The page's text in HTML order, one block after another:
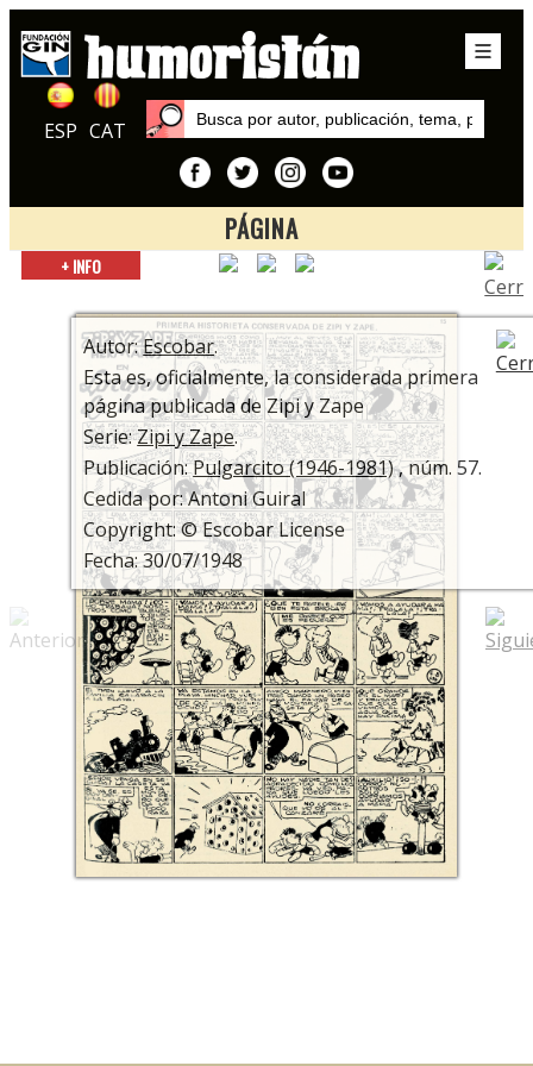
ESP CAT
PÁGINA
Inicio
ESCOBAR / 70 años de Zipi y Zape
+ INFO
Autor:Escobar.
Esta es, oficialmente, la considerada primera
página publicada de Zipi y Zape
Serie:Zipi y Zape.
Publicación:Pulgarcito (1946-1981), núm. 57.
Cedida por: Antoni Guiral
Copyright: © Escobar License
Fecha: 30/07/1948